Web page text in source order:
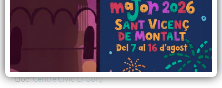
Curs de català
Activitat adreçada a la gent gran
Lloc: Centre Cívic El Gorg